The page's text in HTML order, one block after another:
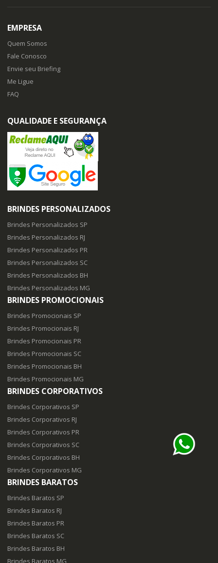
EMPRESA
Quem Somos
Fale Conosco
Envie seu Briefing
Me Ligue
FAQ
QUALIDADE E SEGURANÇA
BRINDES PERSONALIZADOS
Brindes Personalizados SP
Brindes Personalizados RJ
Brindes Personalizados PR
Brindes Personalizados SC
Brindes Personalizados BH
Brindes Personalizados MG
BRINDES PROMOCIONAIS
Brindes Promocionais SP
Brindes Promocionais RJ
Brindes Promocionais PR
Brindes Promocionais SC
Brindes Promocionais BH
Brindes Promocionais MG
BRINDES CORPORATIVOS
Brindes Corporativos SP
Brindes Corporativos RJ
Brindes Corporativos PR
Brindes Corporativos SC
Brindes Corporativos BH
Brindes Corporativos MG
BRINDES BARATOS
Brindes Baratos SP
Brindes Baratos RJ
Brindes Baratos PR
Brindes Baratos SC
Brindes Baratos BH
Brindes Baratos MG